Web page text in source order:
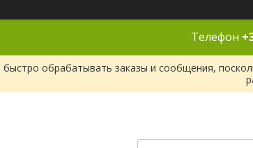
Телефон
обрабатывать заказы и сообщения,